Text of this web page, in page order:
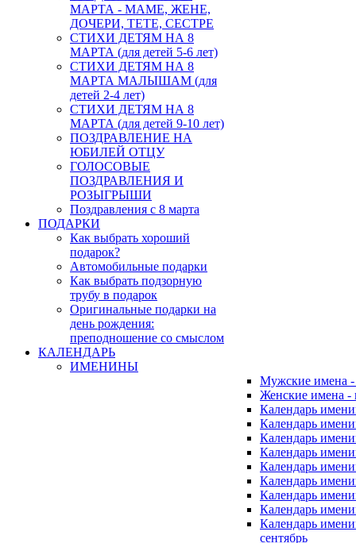
МАРТА - МАМЕ, ЖЕНЕ,
ДОЧЕРИ, ТЕТЕ, СЕСТРЕ
СТИХИ ДЕТЯМ НА 8
МАРТА (для детей 5-6 лет)
СТИХИ ДЕТЯМ НА 8
МАРТА МАЛЫШАМ (для
детей 2-4 лет)
СТИХИ ДЕТЯМ НА 8
МАРТА (для детей 9-10 лет)
ПОЗДРАВЛЕНИЕ НА
ЮБИЛЕЙ ОТЦУ
ГОЛОСОВЫЕ
ПОЗДРАВЛЕНИЯ И
РОЗЫГРЫШИ
Поздравления с 8 марта
ПОДАРКИ
Как выбрать хороший
подарок?
Автомобильные подарки
Как выбрать подзорную
трубу в подарок
Оригинальные подарки на
день рождения:
преподношение со смыслом
КАЛЕНДАРЬ
ИМЕНИНЫ
Мужские имена
Женские имена
Календарь
Календарь
Календарь
Календарь
Календарь
Календарь
Календарь
Календарь
Календарь
сентябрь